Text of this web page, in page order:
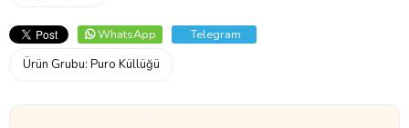
WhatsApp
Telegram
Ürün Grubu: Puro Küllüğü